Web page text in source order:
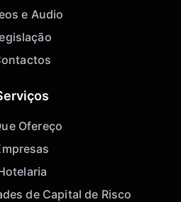
e Audio
Ofereço
de Capital de Risco